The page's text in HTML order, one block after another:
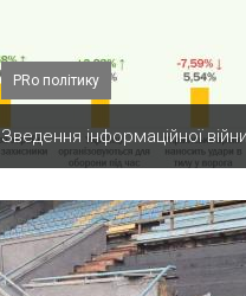
PRo політику
Зведення інформаційної